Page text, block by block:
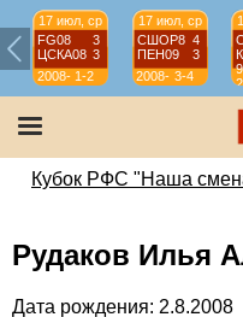
17 июл, ср
FG08
3
ЦСКА08 3
2008-
2009
1-2
17 июл, ср
СШОР8 4
ПЕН09
3
2008-
2009
3-4
9
Кубок РФС "Наша
Рудаков Илья
Дата рождения: 2.8.2008